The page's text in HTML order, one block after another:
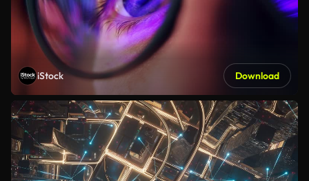
iStock Download